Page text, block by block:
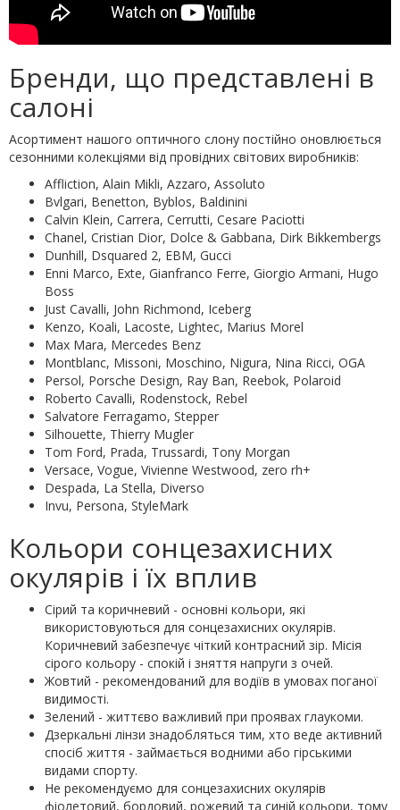
Бренди, що представлені в
салоні
Асортимент нашого оптичного слону постійно оновлюється
сезонними колекціями від провідних світових виробників:
Affliction, Alain Mikli, Azzaro, Assoluto
Bvlgari, Benetton, Byblos, Baldinini
Calvin Klein, Carrera, Cerrutti, Cesare Paciotti
Chanel, Cristian Dior, Dolce & Gabbana, Dirk Bikkembergs
Dunhill, Dsquared 2, EBM, Gucci
Enni Marco, Exte, Gianfranco Ferre, Giorgio Armani, Hugo
Boss
Just Cavalli, John Richmond, Iceberg
Kenzo, Koali, Lacoste, Lightec, Marius Morel
Max Mara, Mercedes Benz
Montblanc, Missoni, Moschino, Nigura, Nina Ricci, OGA
Persol, Porsche Design, Ray Ban, Reebok, Polaroid
Roberto Cavalli, Rodenstock, Rebel
Salvatore Ferragamo, Stepper
Silhouette, Thierry Mugler
Tom Ford, Prada, Trussardi, Tony Morgan
Versace, Vogue, Vivienne Westwood, zero rh+
Despada, La Stella, Diverso
Invu, Persona, StyleMark
Кольори сонцезахисних
окулярів і їх вплив
Сірий та коричневий - основні кольори, які
використовуються для сонцезахисних окулярів.
Коричневий забезпечує чіткий контрасний зір. Місія
сірого кольору - спокій і зняття напруги з очей.
Жовтий - рекомендований для водіїв в умовах поганої
видимості.
Зелений - життєво важливий при проявах глаукоми.
Дзеркальні лінзи знадобляться тим, хто веде активний
спосіб життя - займається водними або гірськими
видами спорту.
Не рекомендуємо для сонцезахисних окулярів
фіолетовий, бордовий, рожевий та синій кольори, тому